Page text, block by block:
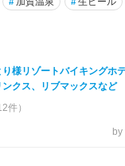
り様リゾートバイキングホ
クス、リブマックスなど
件）